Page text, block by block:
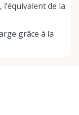
l’équivalent de la
grâce à la